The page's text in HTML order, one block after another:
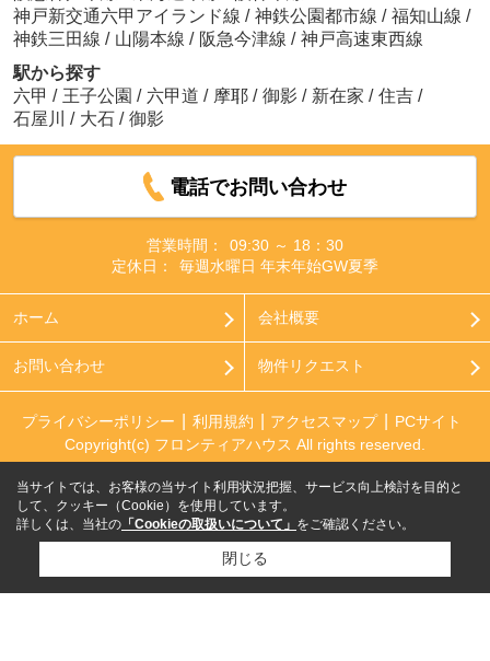
神戸新交通六甲アイランド線 / 神鉄公園都市線 / 福知山線 /
神鉄三田線 / 山陽本線 / 阪急今津線 / 神戸高速東西線
駅から探す
六甲 / 王子公園 / 六甲道 / 摩耶 / 御影 / 新在家 / 住吉 /
石屋川
/ 大石 / 御影
電話でお問い合わせ
営業時間：
09:30 ～ 18：30
定休日：
毎週水曜日 年末年始GW夏季
ホーム 会社概要
お問い合わせ 物件リクエスト
プライバシーポリシー 利用規約 アクセスマップ
PCサイト
Copyright(c) フロンティアハウス All rights reserved.
当サイトでは、お客様の当サイト利用状況把握、サービス向上検討を目的と
して、クッキー（Cookie）を使用しています。
詳しくは、当社の 「Cookieの取扱いについて」 をご確認ください。
閉じる